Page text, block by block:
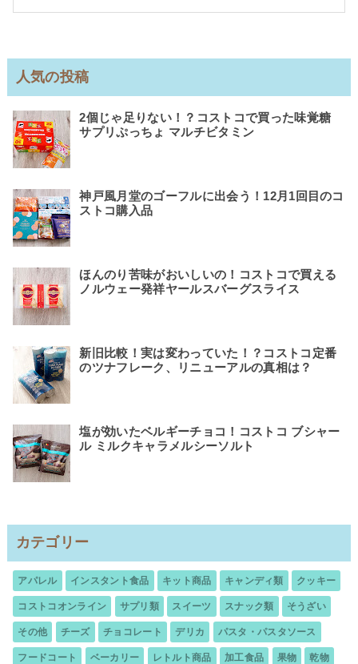
人気の投稿
2個じゃ足りない！？コストコで買った味覚糖
サプリぷっちょ マルチビタミン
神戸風月堂のゴーフルに出会う！12月1回目のコ
ストコ購入品
ほんのり苦味がおいしいの！コストコで買える
ノルウェー発祥ヤールスバーグスライス
新旧比較！実は変わっていた！？コストコ定番
のツナフレーク、リニューアルの真相は？
塩が効いたベルギーチョコ！コストコ ブシャー
ル ミルクキャラメルシーソルト
カテゴリー
アパレル インスタント食品 キット商品 キャンディ類 クッキー
コストコオンライン サプリ類 スイーツ スナック類 そうざい
その他 チーズ チョコレート デリカ パスタ・パスタソース
フードコート ベーカリー レトルト商品 加工食品 果物 乾物